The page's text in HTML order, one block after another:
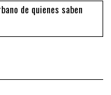
de quienes saben